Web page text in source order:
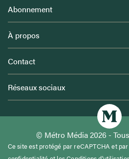
Abonnement
À propos
Contact
Réseaux sociaux
© Métro Média 2026 -
Ce site est protégé par reCAPTCHA et